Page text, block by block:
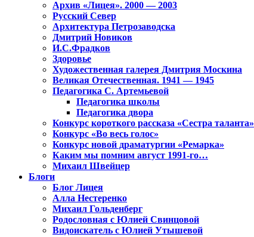
Архив «Лицея». 2000 — 2003
Русский Север
Архитектура Петрозаводска
Дмитрий Новиков
И.С.Фрадков
Здоровье
Художественная галерея Дмитрия Москина
Великая Отечественная. 1941 — 1945
Педагогика С. Артемьевой
Педагогика школы
Педагогика двора
Конкурс короткого рассказа «Сестра таланта»
Конкурс «Во весь голос»
Конкурс новой драматургии «Ремарка»
Каким мы помним август 1991-го…
Михаил Швейцер
Блоги
Блог Лицея
Алла Нестеренко
Михаил Гольденберг
Родословная с Юлией Свинцовой
Видоискатель с Юлией Утышевой